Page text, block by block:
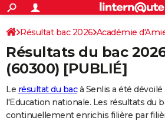
ACTUALITÉS
Politique
Société
Faits Divers
Education
Monde
Villes
+
SPORT
Coupe du monde 2026
Football
Tennis
Cyclisme
Rugby
Forum
FINANCE
Retraite
Impôts
Epargne
Immobilier
Risques naturels par ville
Banque
Assurance
Crédit
S'inscrire
Connexion
Résultat bac 2026 Académie
Résultats du bac
(60300) [PUBLIÉ]
Le résultat du bacà Senlis a été
l'Education nationale. Les résultats du
continuellement enrichis filière par